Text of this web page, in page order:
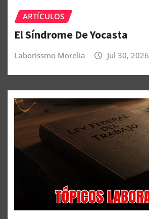
ARTÍCULOS
El Síndrome De Yocasta
Laborissmo Morelia Jul 30, 2026